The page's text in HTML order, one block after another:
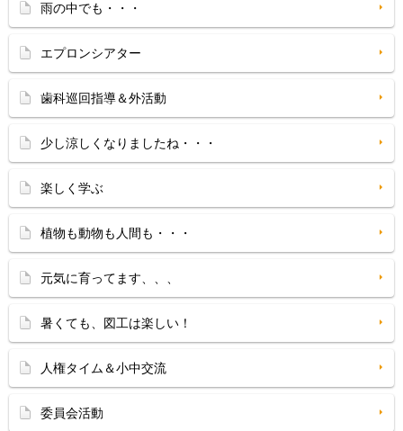
雨の中でも・・・
エプロンシアター
歯科巡回指導＆外活動
少し涼しくなりましたね・・・
楽しく学ぶ
植物も動物も人間も・・・
元気に育ってます、、、
暑くても、図工は楽しい！
人権タイム＆小中交流
委員会活動